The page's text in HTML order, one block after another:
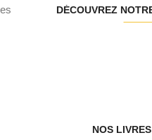
DÉCOUVREZ
NOS